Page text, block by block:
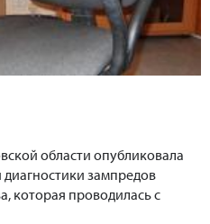
области опубликовала
зампредов
которая проводилась с